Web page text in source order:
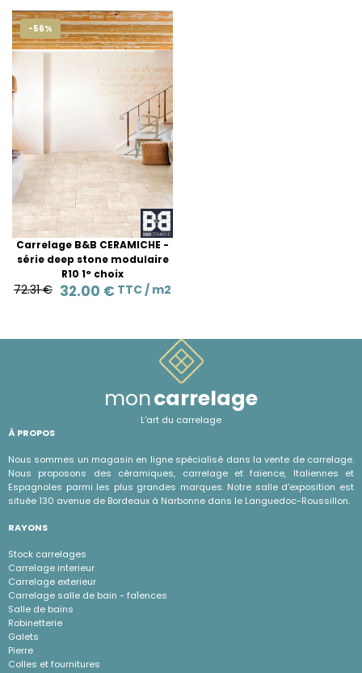
-56%
Carrelage B&B CERAMICHE -
série deep stone modulaire
R10 1° choix
72.31 € 32.00 € TTC / m2
moncarrelage
L'art du carrelage
À PROPOS
Nous sommes un magasin en ligne spécialisé dans la vente de carrelage.
Nous proposons des céramiques, carrelage et faïence, Italiennes et
Espagnoles parmi les plus grandes marques. Notre salle d'exposition est
située 130 avenue de Bordeaux à Narbonne dans le Languedoc-Roussillon.
RAYONS
Stock carrelages
Carrelage interieur
Carrelage exterieur
Carrelage salle de bain - faÏences
Salle de bains
Robinetterie
Galets
Pierre
Colles et fournitures